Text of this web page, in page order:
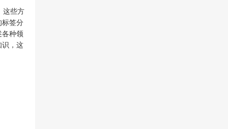
这些方
标签分
各种领
识，这